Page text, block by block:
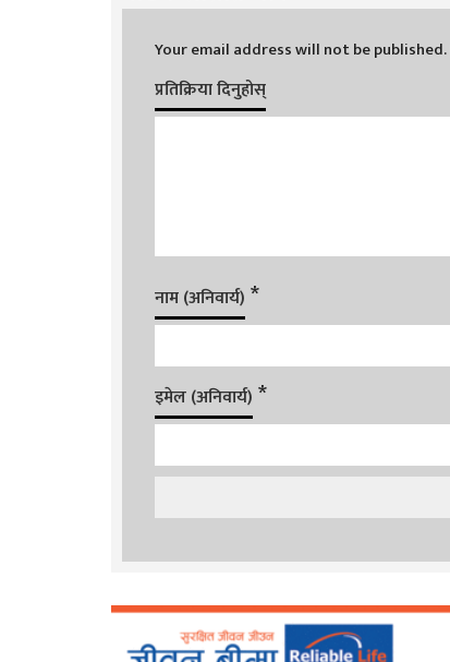
Your email address will not be published.
प्रतिक्रिया दिनुहोस्
नाम (अनिवार्य) *
इमेल (अनिवार्य) *